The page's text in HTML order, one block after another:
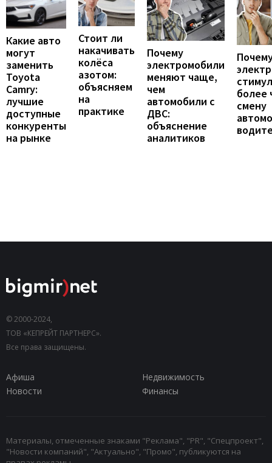
Какие авто
могут
заменить
Toyota
Camry:
лучшие
доступные
конкуренты
на рынке
Стоит ли
накачивать
колёса
азотом:
объясняем
на
практике
Почему
электромобили
меняют чаще,
чем
автомобили с
ДВС:
объяснение
аналитиков
более
смену
© 2000-2024,
ТОВ «КЕПРЕЙТ ПАРТНЕРС».
Все права защищены.
Афиша
Недвижимость
Новости
Финансы
Материалы, отмеченные знаками "Реклама", "PR", "Спецпроект",
"Новости компаний", "Актуально", "Промо", публикуются на